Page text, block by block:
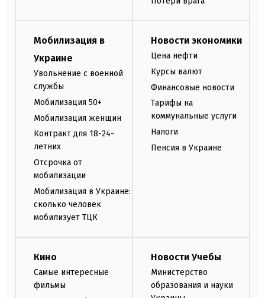
Мобилизация в
Украине
Увольнение с военной
службы
Мобилизация 50+
Мобилизация женщин
Контракт для 18-24-
летних
Отсрочка от
мобилизации
Мобилизация в Украине:
сколько человек
мобилизует ТЦК
Новости экономики
Цена нефти
Курсы валют
Финансовые новости
Тарифы на
коммунальные услуги
Налоги
Пенсия в Украине
Кино
Самые интересные
фильмы
Новости Учебы
Министерство
образования и науки